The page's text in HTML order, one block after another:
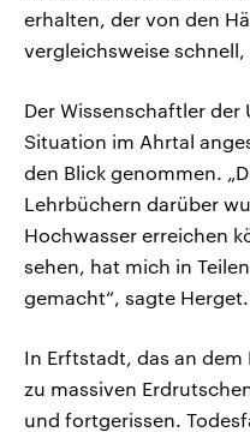
erhalten, der von den
vergleichsweise schnell,
Der Wissenschaftler
Situation im Ahrtal
den Blick genommen.
Lehrbüchern darüber
Hochwasser erreichen
sehen, hat mich in
gemacht“, sagte Herget.
In Erftstadt, das an dem
zu massiven
und fortgerissen.